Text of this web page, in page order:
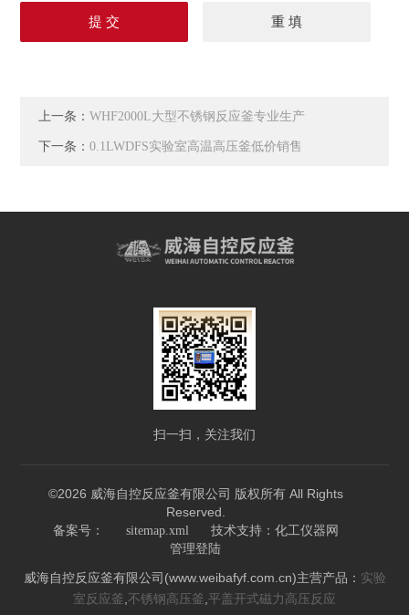
上一条：WHF2000L大型不锈钢反应釜专业生产
下一条：0.1LWDFS实验室高温高压釜低价销售
扫一扫，关注我们
©2026 威海自控反应釜有限公司 版权所有 All Rights
Reserved.
备案号： sitemap.xml 技术支持： 化工仪器网
管理登陆
威海自控反应釜有限公司(www.weibafyf.com.cn)主营产品： 实验
室反应釜 不锈钢高压釜 平盖开式磁力高压反应